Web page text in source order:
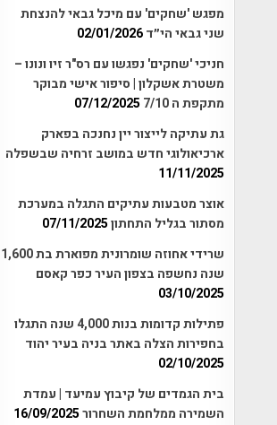
מפגש 'שחקים' עם מיכל גבאי להנצחת
שני גבאי הי״ד02/01/2026
חניכי 'שחקים' נפגשו עם רס"ר זיו ונונו –
משטרת אשקלון | סיפור אישי מבוקר
מתקפת ה 7/10
07/12/2025
גת עתיקה לייצור יין נחנכה בפארק
ארכיאולוגי חדש במושב זרחיה שבשפלה
11/11/2025
אוצר מטבעות עתיקים התגלה במערכת
מסתור בגליל התחתון07/11/2025
שרידי אחוזה שומרונית מפוארת בת 1,600
שנה נחשפה בצפון העיר כפר קאסם
03/10/2025
פתילות קדומות בנות 4,000 שנה התגלו
בחפירות הצלה באתר בניה בעיר יהוד
02/10/2025
בית הגמדים של קיבוץ עמיעד | עמדת
השמירה ממלחמת השחרור16/09/2025